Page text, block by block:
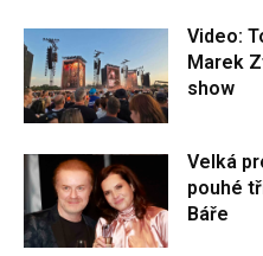
Video:
Marek
show
Velká
pouhé
Báře